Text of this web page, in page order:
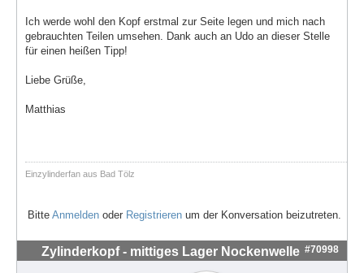
Ich werde wohl den Kopf erstmal zur Seite legen und mich nach
gebrauchten Teilen umsehen. Dank auch an Udo an dieser Stelle
für einen heißen Tipp!
Liebe Grüße,
Matthias
Einzylinderfan aus Bad Tölz
Bitte Anmelden oder Registrieren um der Konversation beizutreten.
Zylinderkopf - mittiges Lager Nockenwelle #70998